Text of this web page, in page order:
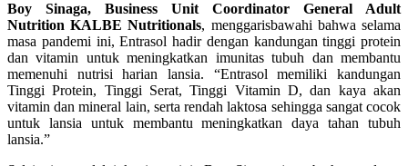
Boy Sinaga, Business Unit Coordinator General Adult
Nutrition KALBE Nutritionals, menggarisbawahi bahwa selama
masa pandemi ini, Entrasol hadir dengan kandungan tinggi protein
dan vitamin untuk meningkatkan imunitas tubuh dan membantu
memenuhi nutrisi harian lansia. “Entrasol memiliki kandungan
Tinggi Protein, Tinggi Serat, Tinggi Vitamin D, dan kaya akan
vitamin dan mineral lain, serta rendah laktosa sehingga sangat cocok
untuk lansia untuk membantu meningkatkan daya tahan tubuh
lansia.”